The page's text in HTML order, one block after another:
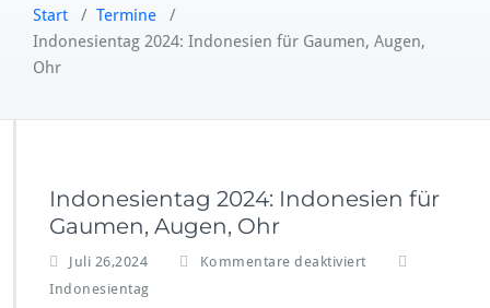
Start / Termine /
Indonesientag 2024: Indonesien für Gaumen, Augen,
Ohr
Indonesientag 2024: Indonesien für
Gaumen, Augen, Ohr
Juli 26,2024 Kommentare deaktiviert
Indonesientag